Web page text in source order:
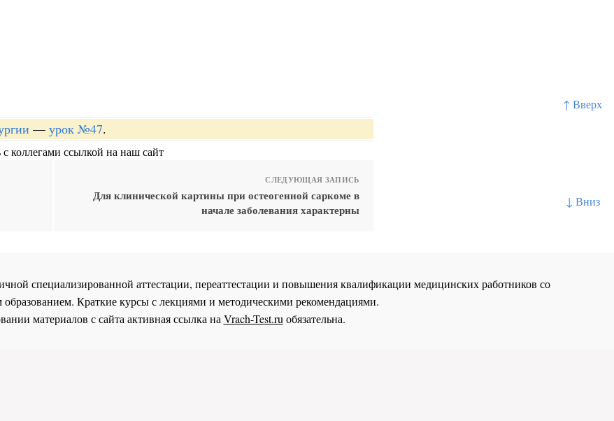
↑ Вверх
↓ Вниз
— урок №47.
коллегами ссылкой на наш сайт
СЛЕДУЮЩАЯ ЗАПИСЬ
Для клинической картины при остеогенной саркоме в
начале заболевания характерны
специализированной аттестации, переаттестации и повышения квалификации медицинских работников со
Краткие курсы с лекциями и методическими рекомендациями.
материалов с сайта активная ссылка на Vrach-Test.ru обязательна.